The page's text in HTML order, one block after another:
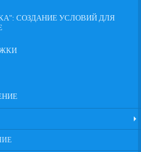
СОЗДАНИЕ УСЛОВИЙ ДЛЯ